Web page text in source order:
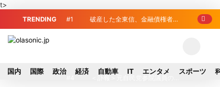
t>
TRENDING #1 破産した全東信、金融債権者リ
国内 国際 政治 経済 自動車 IT エンタメ スポーツ